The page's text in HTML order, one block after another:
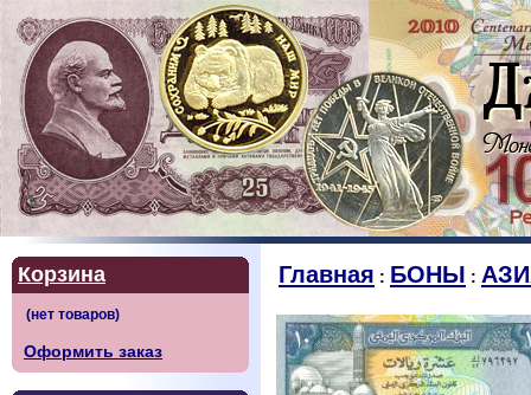
Корзина
Оформить заказ
Главная : БОНЫ :